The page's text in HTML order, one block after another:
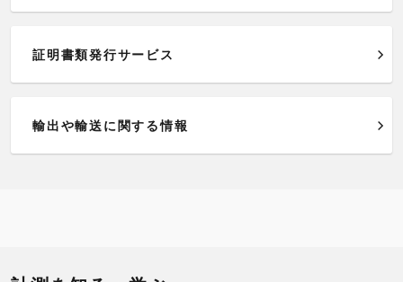
証明書類発行サービス
輸出や輸送に関する情報